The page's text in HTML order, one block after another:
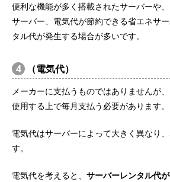
便利な機能が多く搭載されたサーバーや
サーバー、電気代が節約できる省エネサ
タル代が発生する場合が多いです。
4 （電気代）
メーカーに支払うものではありませんが
使用する上で毎月支払う必要があります。
電気代はサーバーによって大きく異なり
す。
電気代を考えると、 サーバーレンタル代